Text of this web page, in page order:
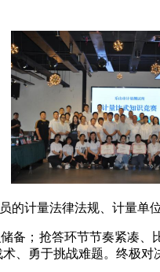
的计量法律法规、计量单
；抢答环节节奏紧凑
、勇于挑战难题。终极